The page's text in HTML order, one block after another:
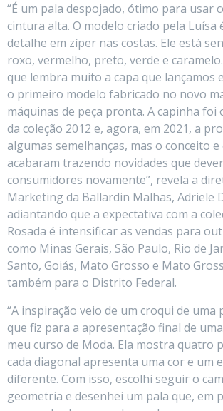
“É um pala despojado, ótimo para usar
cintura alta. O modelo criado pela Luísa
detalhe em zíper nas costas. Ele está
roxo, vermelho, preto, verde e
que lembra muito a capa que lançamos
o primeiro modelo fabricado no novo
máquinas de peça pronta. A capinha
da coleção 2012 e, agora, em 2021, a
algumas semelhanças, mas o conceito
acabaram trazendo novidades que
consumidores novamente”, revela a
Marketing da Ballardin Malhas, Adriele
adiantando que a expectativa com a
Rosada é intensificar as vendas para
como Minas Gerais, São Paulo, Rio de
Santo, Goiás, Mato Grosso e Mato
também para o Distrito Federal.
“A inspiração veio de um croqui de uma
que fiz para a apresentação final de
meu curso de Moda. Ela mostra quatro
cada diagonal apresenta uma cor e um
diferente. Com isso, escolhi seguir o
geometria e desenhei um pala que, em